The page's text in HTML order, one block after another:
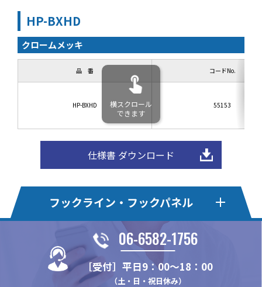
HP-BXHD
クロームメッキ
品 番 コードNo.
HP-BXHD 55153
横スクロール
できます
仕様書 ダウンロード
フックライン・フックパネル
フックライン
HL375MS
フックライン・エコ
HLE22KSE
HLオプションパーツ フックパネル・Pタイプ
06-6582-1756
［受付］平日9：00～18：00
（土・日・祝日休み）